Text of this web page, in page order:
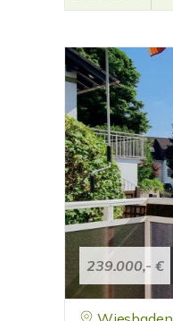
239.000,- €